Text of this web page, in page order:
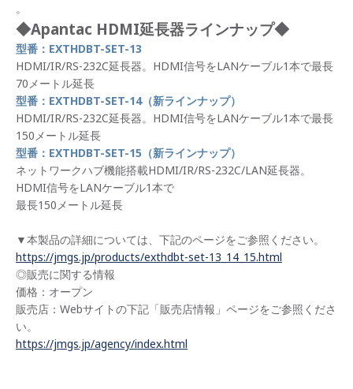
。
◆Apantac HDMI延長器ラインナップ◆
型番：EXTHDBT-SET-13
HDMI/IR/RS-232C延長器。HDMI信号をLANケーブル1本で最長
70メートル延長
型番：EXTHDBT-SET-14（新ラインナップ）
HDMI/IR/RS-232C延長器。HDMI信号をLANケーブル1本で最長
150メートル延長
型番：EXTHDBT-SET-15（新ラインナップ）
ネットワークハブ機能搭載HDMI/IR/RS-232C/LAN延長器。
HDMI信号をLANケーブル1本で
最長150メートル延長
▼本製品の詳細については、下記のページをご参照ください。
https://jmgs.jp/products/exthdbt-set-13_14_15.html
◎販売に関する情報
価格：オープン
販売店：Webサイトの下記「販売店情報」ページをご参照くださ
い。
https://jmgs.jp/agency/index.html